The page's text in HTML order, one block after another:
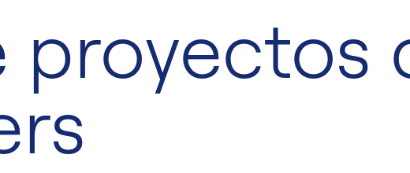
proyectos